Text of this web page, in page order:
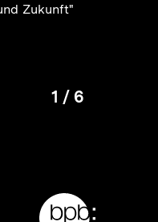
Zukunft"
Karussellinhalt
1
von
/ 6